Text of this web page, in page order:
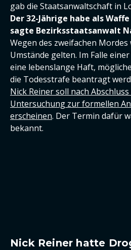
gab die Staatsanwaltschaft in
Der 32-Jährige habe als
sagte Bezirksstaatsanwalt
Wegen des zweifachen
Umstände gelten. Im Falle
eine lebenslange Haft,
die Todesstrafe beantragt
Nick Reiner soll nach
Untersuchung zur formellen
erscheinen. Der Termin dafür
bekannt.
Nick Reiner hatte